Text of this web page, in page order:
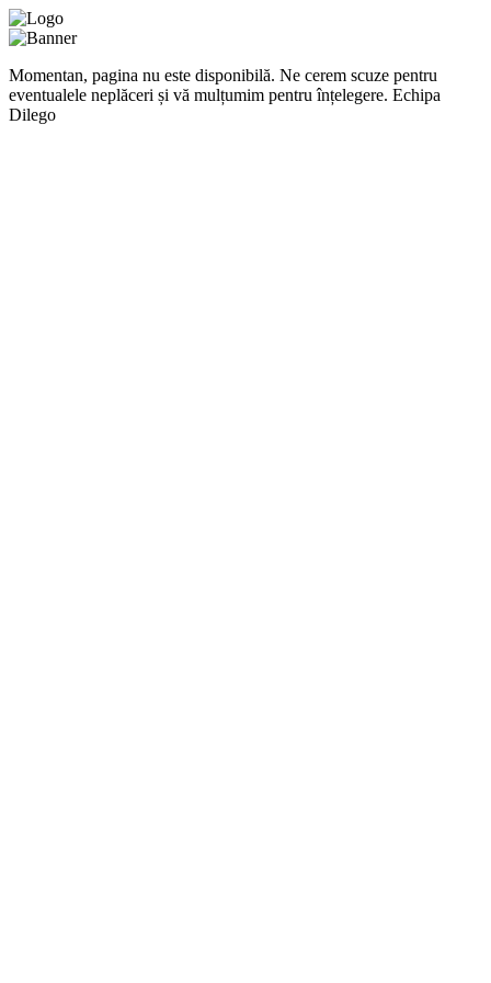
Momentan, pagina nu este disponibilă. Ne cerem scuze pentru
eventualele neplăceri și vă mulțumim pentru înțelegere. Echipa
Dilego